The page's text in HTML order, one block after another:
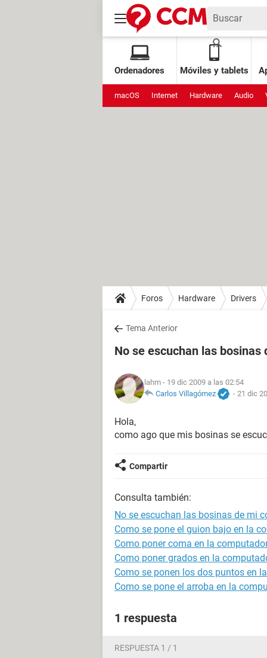
Ordenadores Móviles y tablets
macOS Internet Hardware Audio
Foros Hardware Drivers
Tema Anterior
No se escuchan las bosinas
lahm - 19 dic 2009 a las 02:54
Carlos Villagómez
- 21 dic
Hola,
como ago que mis bosinas se
Compartir
Consulta también:
No se escuchan las bosinas de mi
Como se pone el guion bajo en la
Como poner coma en la
Como poner grados en la
Como se ponen los dos puntos en
Como se pone el arroba en la
1 respuesta
RESPUESTA 1 / 1